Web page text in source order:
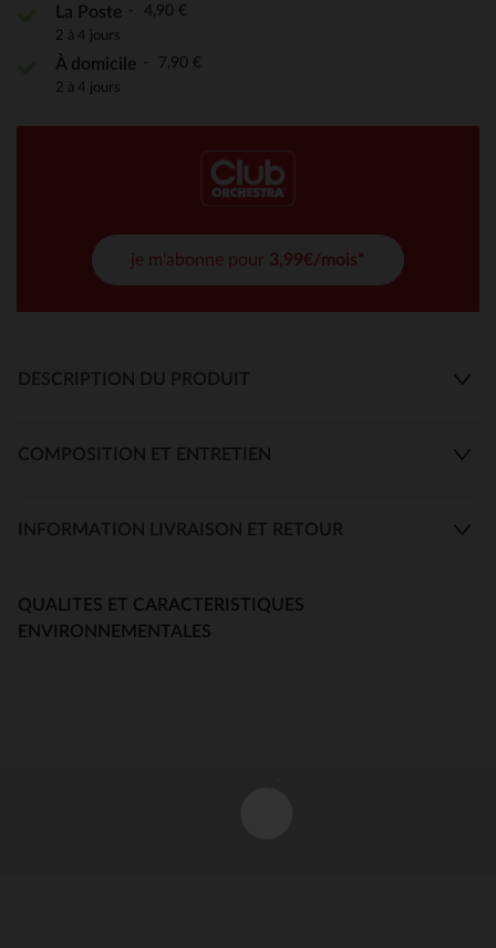
La Poste 4,90 €
2 à 4 jours
À domicile 7,90 €
2 à 4 jours
je m'abonne pour 3,99€/mois*
DESCRIPTION DU PRODUIT
COMPOSITION ET ENTRETIEN
INFORMATION LIVRAISON ET RETOUR
QUALITES ET CARACTERISTIQUES
ENVIRONNEMENTALES